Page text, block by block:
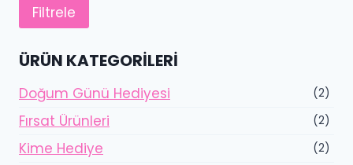
Filtrele
ÜRÜN KATEGORILERI
Doğum Günü Hediyesi (2)
Fırsat Ürünleri (2)
Kime Hediye (2)